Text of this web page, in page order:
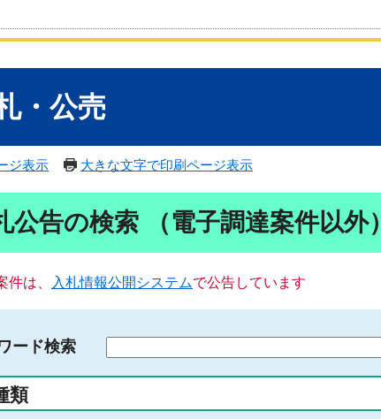
・公売
ジ表示 大きな文字で印刷ページ表示
公告の検索 （電子調達案件以外）
件は、 入札情報公開システムで公告しています
ード検索
る
類